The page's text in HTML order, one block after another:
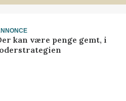
kan være penge gemt, i